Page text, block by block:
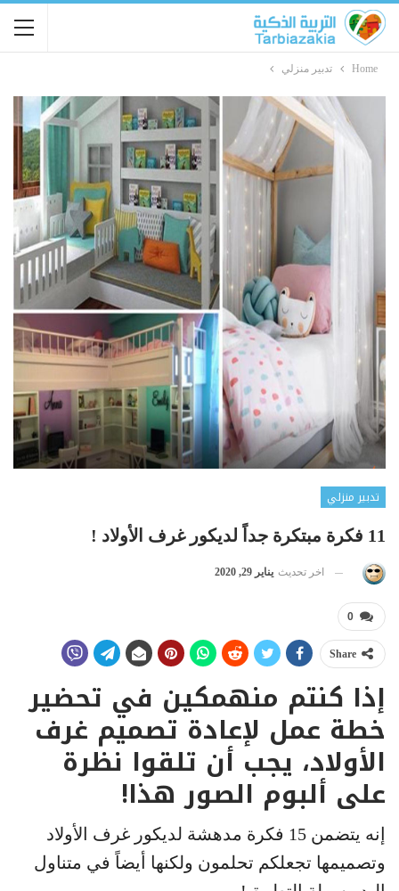
Home تدبير منزلي
تدبير منزلي
11 فكرة مبتكرة جداً لديكور غرف الأولاد !
اخر تحديث يناير 29, 2020
0
Share
إذا كنتم منهمكين في تحضير
خطة عمل لإعادة تصميم غرف
الأولاد، يجب أن تلقوا نظرة
على ألبوم الصور هذا!
إنه يتضمن 15 فكرة مدهشة لديكور غرف الأولاد
وتصميمها تجعلكم تحلمون ولكنها أيضاً في متناول